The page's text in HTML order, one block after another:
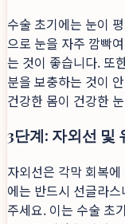
수술 초기에는 눈이
으로 눈을 자주 깜빡
는 것이 좋습니다. 또
분을 보충하는 것이
건강한 몸이 건강한
3단계: 자외선 및
자외선은 각막 회복
에는 반드시 선글라
주세요. 이는 수술 초